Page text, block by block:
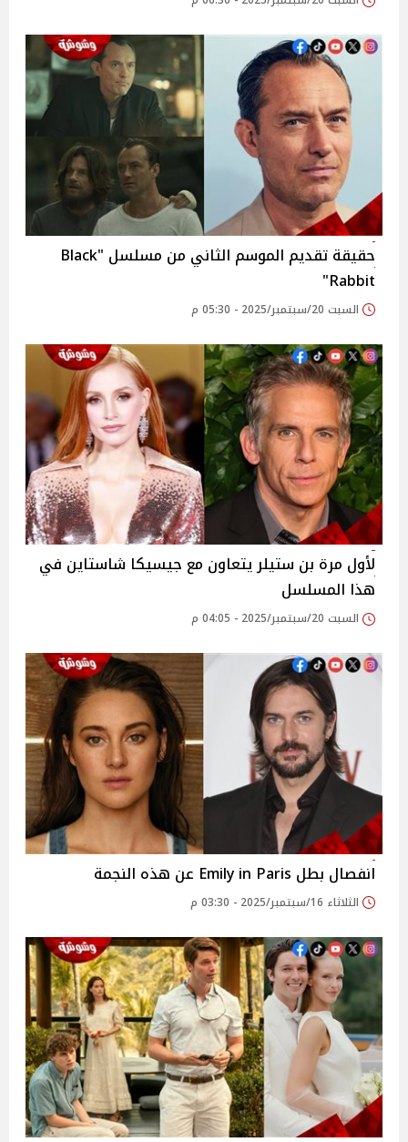
حقيقة تقديم الموسم الثاني من مسلسل "Black
Rabbit"
السبت 20/سبتمبر/2025 - 05:30 م
لأول مرة بن ستيلر يتعاون مع جيسيكا شاستاين في
هذا المسلسل
السبت 20/سبتمبر/2025 - 04:05 م
انفصال بطل Emily in Paris عن هذه النجمة
الثلاثاء 16/سبتمبر/2025 - 03:30 م